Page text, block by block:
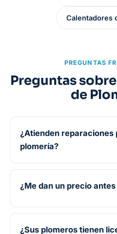
Calentadores
PREGUNTAS
Preguntas
de
¿Atienden reparaciones
plomería?
¿Me dan un precio
¿Sus plomeros tienen